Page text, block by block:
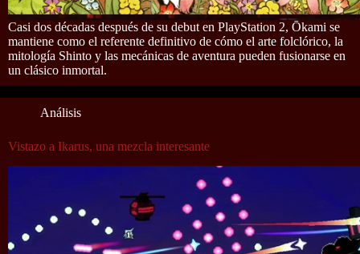
Casi dos décadas después de su debut en PlayStation 2, Ōkami se
mantiene como el referente definitivo de cómo el arte folclórico, la
mitología Shinto y las mecánicas de aventura pueden fusionarse en
un clásico inmortal.
Análisis
Vistazo a Ikarus, una mezcla interesante